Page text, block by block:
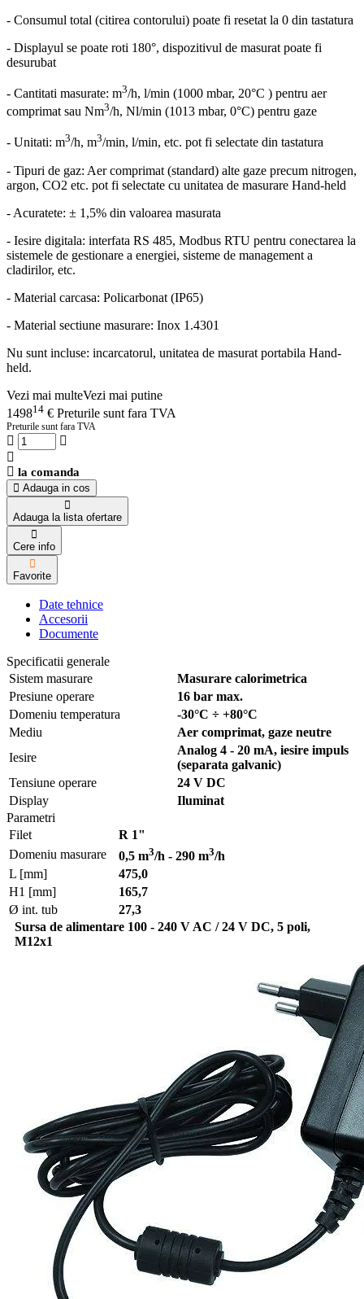
- Consumul total (citirea contorului) poate fi resetat la 0 din tastatura
- Displayul se poate roti 180°, dispozitivul de masurat poate fi
desurubat
- Cantitati masurate: m3/h, l/min (1000 mbar, 20°C ) pentru aer
comprimat sau Nm3/h, Nl/min (1013 mbar, 0°C) pentru gaze
- Unitati: m3/h, m3/min, l/min, etc. pot fi selectate din tastatura
- Tipuri de gaz: Aer comprimat (standard) alte gaze precum nitrogen,
argon, CO2 etc. pot fi selectate cu unitatea de masurare Hand-held
- Acuratete: ± 1,5% din valoarea masurata
- Iesire digitala: interfata RS 485, Modbus RTU pentru conectarea la
sistemele de gestionare a energiei, sisteme de management a
cladirilor, etc.
- Material carcasa: Policarbonat (IP65)
- Material sectiune masurare: Inox 1.4301
Nu sunt incluse: incarcatorul, unitatea de masurat portabila Hand-
held.
Vezi mai multeVezi mai putine
149814 € Preturile sunt fara TVA
Preturile sunt fara TVA
la comanda
Adauga in cos
Adauga la lista ofertare
Cere info
Favorite
Date tehnice
Accesorii
Documente
Specificatii generale
Sistem masurare
Masurare calorimetrica
Presiune operare
16 bar max.
Domeniu temperatura
-30°C ÷ +80°C
Mediu
Aer comprimat, gaze neutre
Iesire
Analog 4 - 20 mA, iesire impuls
(separata galvanic)
Tensiune operare
24 V DC
Display
Iluminat
Parametri
Filet
R 1"
Domeniu masurare
0,5 m3/h - 290 m3/h
L [mm]
475,0
H1 [mm]
165,7
Ø int. tub
27,3
Sursa de alimentare 100 - 240 V AC / 24 V DC, 5 poli,
M12x1